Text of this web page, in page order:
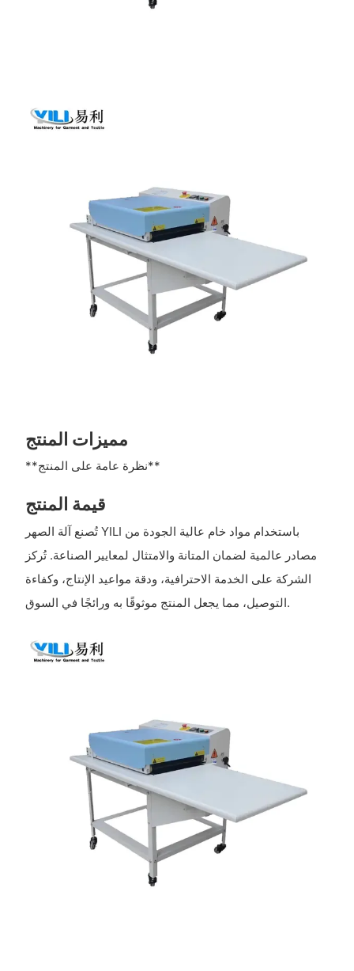
مميزات المنتج
**نظرة عامة على المنتج**
قيمة المنتج
تُصنع آلة الصهر YILI باستخدام مواد خام عالية الجودة من
مصادر عالمية لضمان المتانة والامتثال لمعايير الصناعة. تُركز
الشركة على الخدمة الاحترافية، ودقة مواعيد الإنتاج، وكفاءة
التوصيل، مما يجعل المنتج موثوقًا به ورائجًا في السوق.